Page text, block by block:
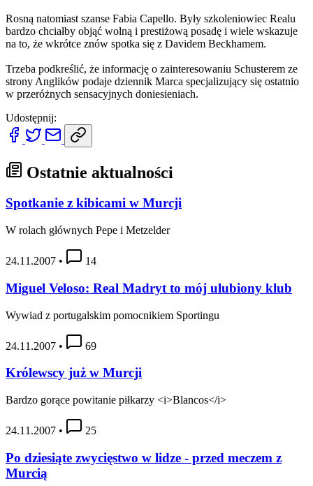
Rosną natomiast szanse Fabia Capello. Były szkoleniowiec Realu
bardzo chciałby objąć wolną i prestiżową posadę i wiele wskazuje
na to, że wkrótce znów spotka się z Davidem Beckhamem.
Trzeba podkreślić, że informację o zainteresowaniu Schusterem ze
strony Anglików podaje dziennik Marca specjalizujący się ostatnio
w przeróżnych sensacyjnych doniesieniach.
Udostępnij:
Ostatnie aktualności
Spotkanie z kibicami w Murcji
W rolach głównych Pepe i Metzelder
24.11.2007 • 14
Miguel Veloso: Real Madryt to mój ulubiony klub
Wywiad z portugalskim pomocnikiem Sportingu
24.11.2007 • 69
Królewscy już w Murcji
Bardzo gorące powitanie piłkarzy <i>Blancos</i>
24.11.2007 • 25
Po dziesiąte zwycięstwo w lidze - przed meczem z
Murcią